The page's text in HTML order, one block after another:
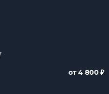
от 4 800 ₽